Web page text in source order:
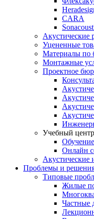
CARA
Акустические
Уцененные
Материалы по
Монтажные
Проектное
Учебный центр
Онлайн
Акустические
Проблемы и
Типовые
Жилые
Частные